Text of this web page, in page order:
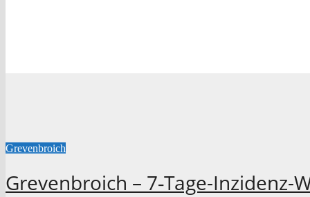
Grevenbroich
Grevenbroich – 7‑Tage-Inzidenz-